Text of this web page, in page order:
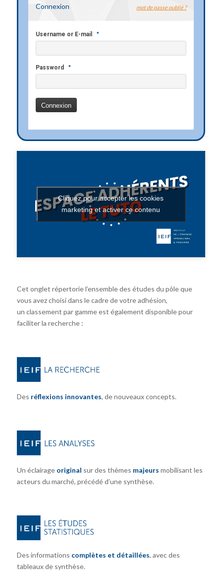
Connexion mot de passe oublié ?
Username or E-mail *
Password *
Cliquez pour accepter les cookies
marketing et activer ce contenu
Cet onglet répertorie l’ensemble des études du pôle que
vous avez choisi dans le cadre de votre adhésion,
un classement par gamme est également disponible pour
faciliter la recherche :
Des réflexions innovantes, de nouveaux concepts.
Un éclairage original sur des thèmes majeurs mobilisant les
acteurs du marché, précédé d’une synthèse.
Des informations complètes et détaillées, avec des
tableaux de synthèse.